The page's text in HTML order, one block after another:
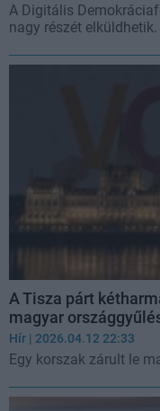
A Digitális
nagy részét elküldhetik.
A Tisza párt
magyar
Hír | 2026.04.12 22:33
Egy korszak zárult le